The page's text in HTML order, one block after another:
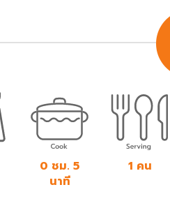
0 ชม. 5
นาที
1 คน